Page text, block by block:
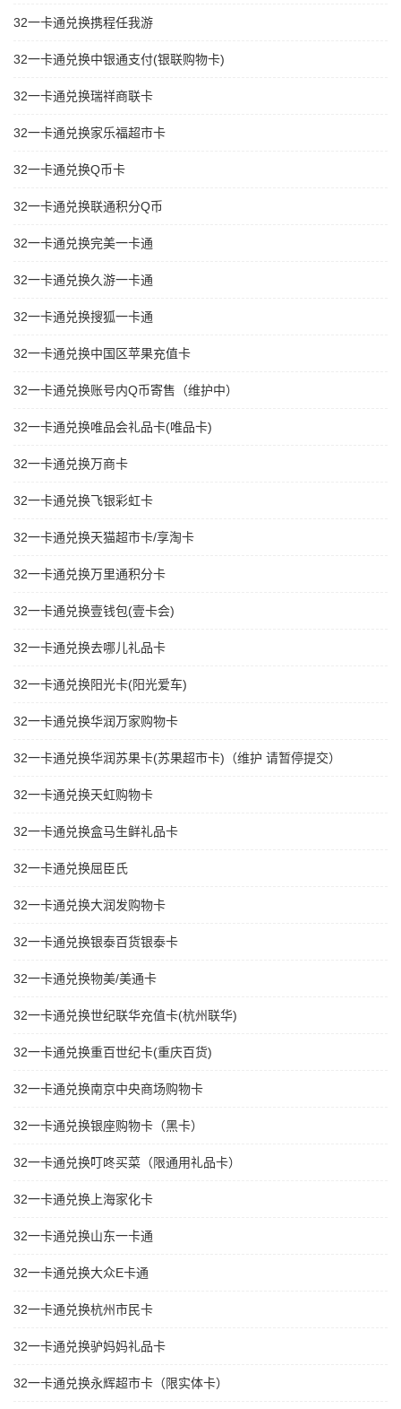
32一卡通兑换携程任我游
32一卡通兑换中银通支付(银联购物卡)
32一卡通兑换瑞祥商联卡
32一卡通兑换家乐福超市卡
32一卡通兑换Q币卡
32一卡通兑换联通积分Q币
32一卡通兑换完美一卡通
32一卡通兑换久游一卡通
32一卡通兑换搜狐一卡通
32一卡通兑换中国区苹果充值卡
32一卡通兑换账号内Q币寄售（维护中）
32一卡通兑换唯品会礼品卡(唯品卡)
32一卡通兑换万商卡
32一卡通兑换飞银彩虹卡
32一卡通兑换天猫超市卡/享淘卡
32一卡通兑换万里通积分卡
32一卡通兑换壹钱包(壹卡会)
32一卡通兑换去哪儿礼品卡
32一卡通兑换阳光卡(阳光爱车)
32一卡通兑换华润万家购物卡
32一卡通兑换华润苏果卡(苏果超市卡)（维护 请暂停提交）
32一卡通兑换天虹购物卡
32一卡通兑换盒马生鲜礼品卡
32一卡通兑换屈臣氏
32一卡通兑换大润发购物卡
32一卡通兑换银泰百货银泰卡
32一卡通兑换物美/美通卡
32一卡通兑换世纪联华充值卡(杭州联华)
32一卡通兑换重百世纪卡(重庆百货)
32一卡通兑换南京中央商场购物卡
32一卡通兑换银座购物卡（黑卡）
32一卡通兑换叮咚买菜（限通用礼品卡）
32一卡通兑换上海家化卡
32一卡通兑换山东一卡通
32一卡通兑换大众E卡通
32一卡通兑换杭州市民卡
32一卡通兑换驴妈妈礼品卡
32一卡通兑换永辉超市卡（限实体卡）